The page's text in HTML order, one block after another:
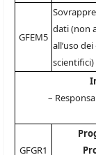
GFEM5
dati (non
all’uso
scientifici)
–
GFGR1